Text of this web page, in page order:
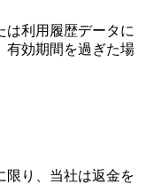
は利用履歴データに
有効期間を過ぎた場
限り、当社は返金を